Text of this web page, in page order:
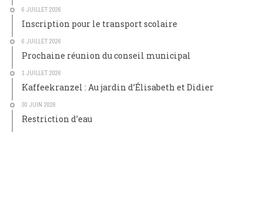
6 JUILLET 2026
Inscription pour le transport scolaire
6 JUILLET 2026
Prochaine réunion du conseil municipal
1 JUILLET 2026
Kaffeekranzel : Au jardin d’Élisabeth et Didier
30 JUIN 2026
Restriction d’eau